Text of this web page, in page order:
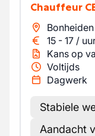
Chauffeur
Bonheiden
15 - 17 /
Kans op
Voltijds
Dagwerk
Stabiele
Aandacht